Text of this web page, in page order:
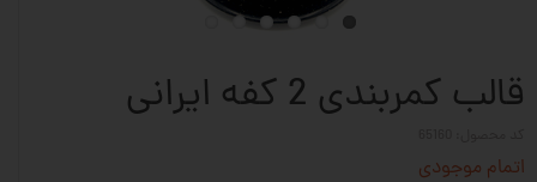
قالب کمربندی 2 کفه ایرانی
اتمام موجودی